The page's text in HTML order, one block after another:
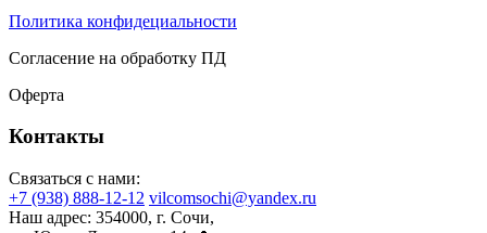
Политика конфидециальности
Согласение на обработку ПД
Оферта
Контакты
Связаться с нами:
+7 (938) 888-12-12 vilcomsochi@yandex.ru
Наш адрес: 354000, г. Сочи,